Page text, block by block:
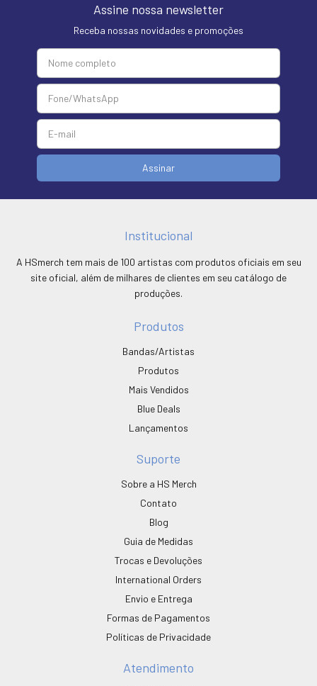
Assine nossa newsletter
Receba nossas novidades e promoções
Institucional
A HSmerch tem mais de 100 artistas com produtos oficiais em seu
site oficial, além de milhares de clientes em seu catálogo de
produções.
Produtos
Bandas/Artistas
Produtos
Mais Vendidos
Blue Deals
Lançamentos
Suporte
Sobre a HS Merch
Contato
Blog
Guia de Medidas
Trocas e Devoluções
International Orders
Envio e Entrega
Formas de Pagamentos
Políticas de Privacidade
Atendimento